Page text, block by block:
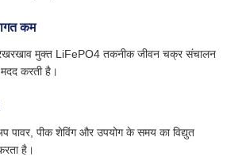
कम
मुक्त LiFePO4 तकनीक जीवन चक्र संचालन
करती है।
पावर, पीक शेविंग और उपयोग के समय का विद्युत
है।